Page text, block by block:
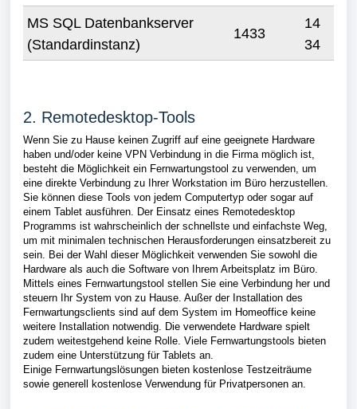
MS SQL Datenbankserver
(Standardinstanz)
1433
14
34
2. Remotedesktop-Tools
Wenn Sie zu Hause keinen Zugriff auf eine geeignete Hardware
haben und/oder keine VPN Verbindung in die Firma möglich ist,
besteht die Möglichkeit ein Fernwartungstool zu verwenden, um
eine direkte Verbindung zu Ihrer Workstation im Büro herzustellen.
Sie können diese Tools von jedem Computertyp oder sogar auf
einem Tablet ausführen. Der Einsatz eines Remotedesktop
Programms ist wahrscheinlich der schnellste und einfachste Weg,
um mit minimalen technischen Herausforderungen einsatzbereit zu
sein. Bei der Wahl dieser Möglichkeit verwenden Sie sowohl die
Hardware als auch die Software von Ihrem Arbeitsplatz im Büro.
Mittels eines Fernwartungstool stellen Sie eine Verbindung her und
steuern Ihr System von zu Hause. Außer der Installation des
Fernwartungsclients sind auf dem System im Homeoffice keine
weitere Installation notwendig. Die verwendete Hardware spielt
zudem weitestgehend keine Rolle. Viele Fernwartungstools bieten
zudem eine Unterstützung für Tablets an.
Einige Fernwartungslösungen bieten kostenlose Testzeiträume
sowie generell kostenlose Verwendung für Privatpersonen an.